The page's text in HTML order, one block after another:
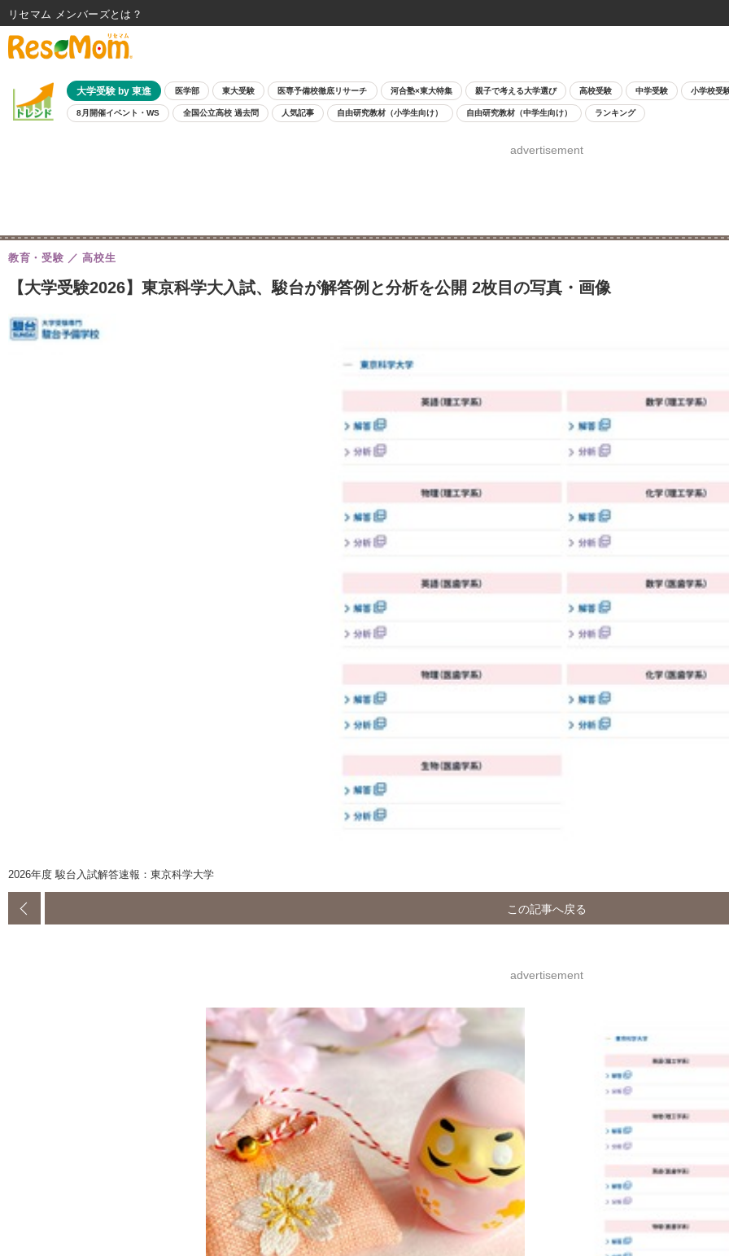
大学受験 by 東進 医学部 東大受験 医専予備校徹底リサーチ 河合塾×東大特集 親子で考える大学選び 高校受験 中学受験 小学校受
8月開催イベント・WS 全国公立高校 過去問 人気記事 自由研究教材（小学生向け） 自由研究教材（中学生向け） ランキング
advertisement
【大学受験2026】東京科学大入試、駿台が解答例と分析を公開 2枚目の写真・画像
教育・受験 高校生
2026年度 駿台入試解答速報：東京科学大学
この記事へ戻る
advertisement
リセマム メンバーズ